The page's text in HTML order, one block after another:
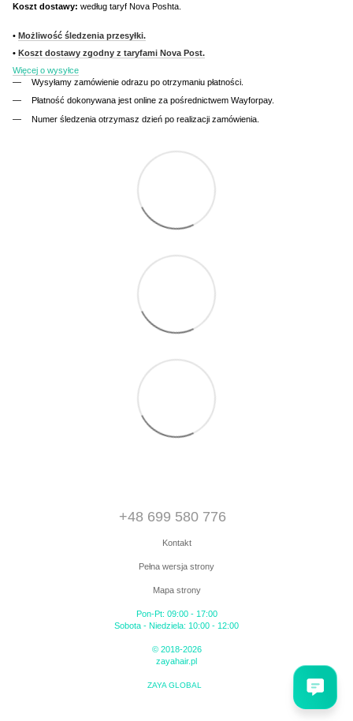
Koszt dostawy: według taryf Nova Poshta.
• Możliwość śledzenia przesyłki.
• Koszt dostawy zgodny z taryfami Nova Post.
Więcej o wysyłce
Wysyłamy zamówienie odrazu po otrzymaniu płatności.
Płatność dokonywana jest online za pośrednictwem Wayforpay.
Numer śledzenia otrzymasz dzień po realizacji zamówienia.
+48 699 580 776
Kontakt
Pełna wersja strony
Mapa strony
Pon-Pt: 09:00 - 17:00
Sobota - Niedziela: 10:00 - 12:00
© 2018-2026
zayahair.pl
ZAYA GLOBAL